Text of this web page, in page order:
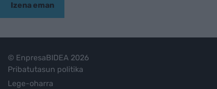
Izena eman
© EnpresaBIDEA 2026
Pribatutasun politika
Lege-oharra